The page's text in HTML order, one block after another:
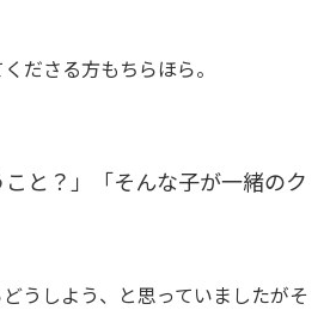
ださる方もちらほら。
こと？」「そんな子が一緒のク
うしよう、と思っていましたがそ